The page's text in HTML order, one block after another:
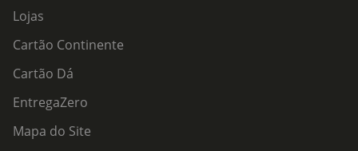
Lojas
Cartão Continente
Cartão Dá
EntregaZero
Mapa do Site